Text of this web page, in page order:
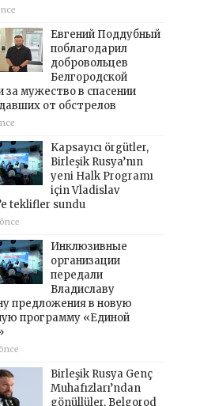
Евгений Поддубный
поблагодарил
добровольцев
Белгородской
за мужество в спасении
от обстрелов
Kapsayıcı örgütler,
Birleşik Rusya’nın
yeni Halk Programı
için Vladislav
teklifler sundu
Инклюзивные
организации
передали
Владиславу
предложения в новую
программу «Единой
Birleşik Rusya Genç
Muhafızları’ndan
gönüllüler, Belgorod